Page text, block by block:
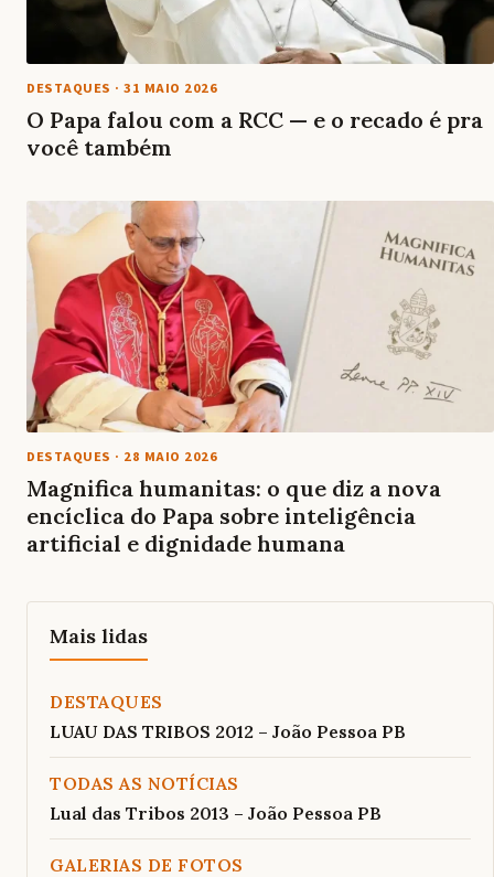
DESTAQUES · 31 MAIO 2026
O Papa falou com a RCC — e o recado é pra
você também
DESTAQUES · 28 MAIO 2026
Magnifica humanitas: o que diz a nova
encíclica do Papa sobre inteligência
artificial e dignidade humana
Mais lidas
DESTAQUES
LUAU DAS TRIBOS 2012 – João Pessoa PB
TODAS AS NOTÍCIAS
Lual das Tribos 2013 – João Pessoa PB
GALERIAS DE FOTOS